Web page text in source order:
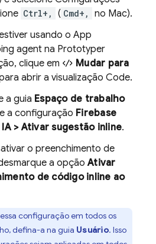
Ctrl+, ( Cmd+,
no Mac).
usando o App
agentna Prototyper
clique em
Mudar para
abrir a visualização Code.
a guia Espaço de trabalho
a configuração Firebase
> Ativar sugestão inline.
o preenchimento de
a opçãoAtivar
de código inline ao
configuração em todos os
defina-a na guia Usuário. Isso